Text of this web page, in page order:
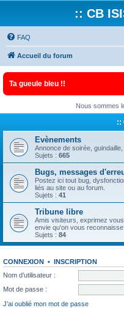
:: CB
FAQ
Accueil du forum
Ta gueule bleu !!
Nous sommes
::
Evènements
Annonce de soirée, guindaille,
Sujets : 665
Bugs, messages
Postez ici tout bug,
liés au site ou au forum.
Sujets : 41
Tribune libre
Amis visiteurs, exprimez
envie qu'on vous
Sujets : 84
CONNEXION • INSCRIPTION
Nom d’utilisateur :
Mot de passe :
J’ai oublié mon mot de passe